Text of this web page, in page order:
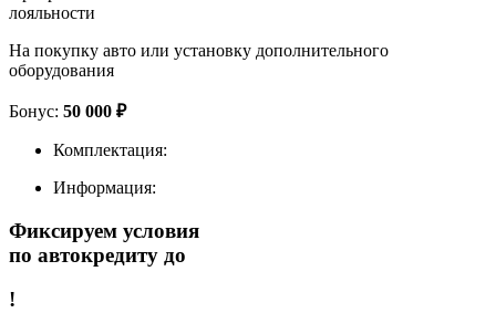
лояльности
На покупку авто или установку дополнительного
оборудования
Бонус: 50 000 ₽
Комплектация:
Информация:
Фиксируем условия
по автокредиту до
!